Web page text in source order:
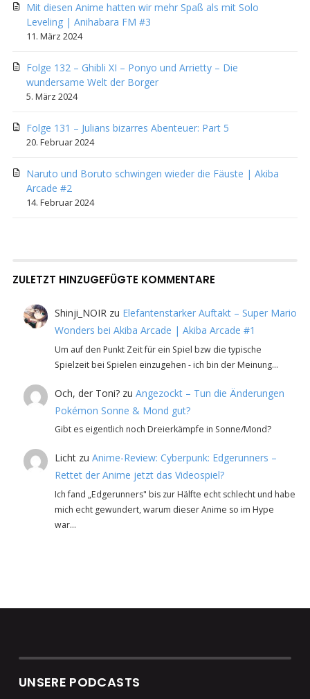
Mit diesen Anime hatten wir mehr Spaß als mit Solo
Leveling | Anihabara FM #3
11. März 2024
Folge 132 – Ghibli XI – Ponyo und Arrietty – Die
wundersame Welt der Borger
5. März 2024
Folge 131 – Julians bizarres Abenteuer: Part 5
20. Februar 2024
Naruto und Boruto schwingen wieder die Fäuste | Akiba
Arcade #2
14. Februar 2024
ZULETZT HINZUGEFÜGTE KOMMENTARE
Shinji_NOIR zu Elefantenstarker Auftakt – Super Mario
Wonders bei Akiba Arcade | Akiba Arcade #1
Um auf den Punkt Zeit für ein Spiel bzw die typische
Spielzeit bei Spielen einzugehen - ich bin der Meinung…
Och, der Toni? zuAngezockt – Tun die Änderungen
Pokémon Sonne & Mond gut?
Gibt es eigentlich noch Dreierkämpfe in Sonne/Mond?
Licht zuAnime-Review: Cyberpunk: Edgerunners –
Rettet der Anime jetzt das Videospiel?
Ich fand „Edgerunners" bis zur Hälfte echt schlecht und habe
mich echt gewundert, warum dieser Anime so im Hype
war…
UNSERE PODCASTS